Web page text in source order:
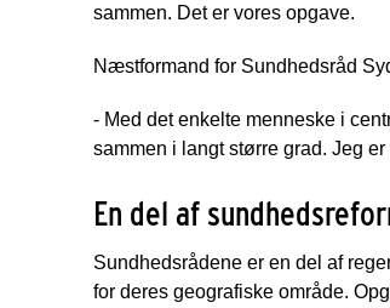
sammen. Det er vores opgave.
Næstformand for Sundhedsråd
- Med det enkelte menneske i
sammen i langt større grad. Jeg
En del af
Sundhedsrådene er en del af
for deres geografiske område.